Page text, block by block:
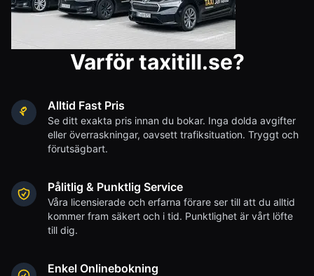
Varför taxitill.se?
Alltid Fast Pris
Se ditt exakta pris innan du bokar. Inga dolda avgifter
eller överraskningar, oavsett trafiksituation. Tryggt och
förutsägbart.
Pålitlig & Punktlig Service
Våra licensierade och erfarna förare ser till att du alltid
kommer fram säkert och i tid. Punktlighet är vårt löfte
till dig.
Enkel Onlinebokning